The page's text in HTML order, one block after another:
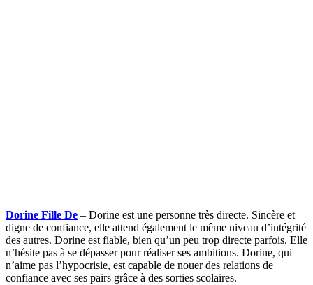
Dorine Fille De – Dorine est une personne très directe. Sincère et
digne de confiance, elle attend également le même niveau d’intégrité
des autres. Dorine est fiable, bien qu’un peu trop directe parfois. Elle
n’hésite pas à se dépasser pour réaliser ses ambitions. Dorine, qui
n’aime pas l’hypocrisie, est capable de nouer des relations de
confiance avec ses pairs grâce à des sorties scolaires.